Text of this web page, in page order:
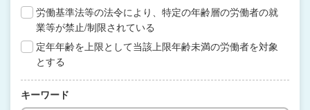
労働基準法等の法令により、特定の年齢層の労働者の就
業等が禁止/制限されている
定年年齢を上限として当該上限年齢未満の労働者を対象
とする
キーワード